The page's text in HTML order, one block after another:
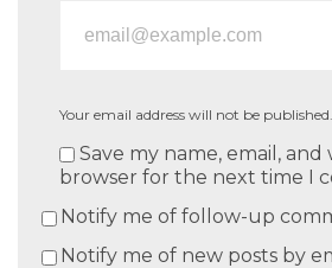
Your email address will not be published.
Save my name, email, and
browser for the next time I
Notify me of follow-up
Notify me of new posts by